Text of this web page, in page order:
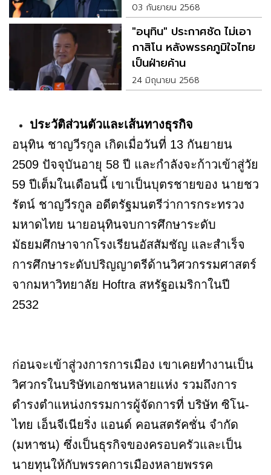
03 กันยายน 2568
"อนุทิน" ประกาศชัด ไม่เอา
กาสิโน หลังพรรคภูมิใจไทย
เป็นฝ่ายค้าน
24 มิถุนายน 2568
ประวัติส่วนตัวและเส้นทางธุรกิจ
อนุทิน ชาญวีรกูล เกิดเมื่อวันที่ 13 กันยายน
2509 ปัจจุบันอายุ 58 ปี และกำลังจะก้าวเข้าสู่วัย
59 ปีเต็มในเดือนนี้ เขาเป็นบุตรชายของ นายชว
รัตน์ ชาญวีรกูล อดีตรัฐมนตรีว่าการกระทรวง
มหาดไทย นายอนุทินจบการศึกษาระดับ
มัธยมศึกษาจากโรงเรียนอัสสัมชัญ และสำเร็จ
การศึกษาระดับปริญญาตรีด้านวิศวกรรมศาสตร์
จากมหาวิทยาลัย Hoftra สหรัฐอเมริกาในปี
2532
ก่อนจะเข้าสู่วงการการเมือง เขาเคยทำงานเป็น
วิศวกรในบริษัทเอกชนหลายแห่ง รวมถึงการ
ดำรงตำแหน่งกรรมการผู้จัดการที่ บริษัท ซิโน-
ไทย เอ็นจีเนียริ่ง แอนด์ คอนสตรัคชั่น จำกัด
(มหาชน) ซึ่งเป็นธุรกิจของครอบครัวและเป็น
นายทุนให้กับพรรคการเมืองหลายพรรค